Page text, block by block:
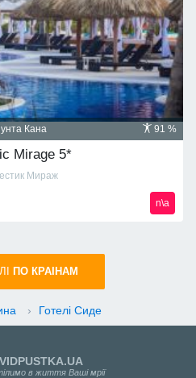
91 %
Кана
Mirage 5*
Мираж
n\a
ПО КРАIНАМ
› Готелі Сиде
VIDPUSTKA.UA
в життя Ваші мрії